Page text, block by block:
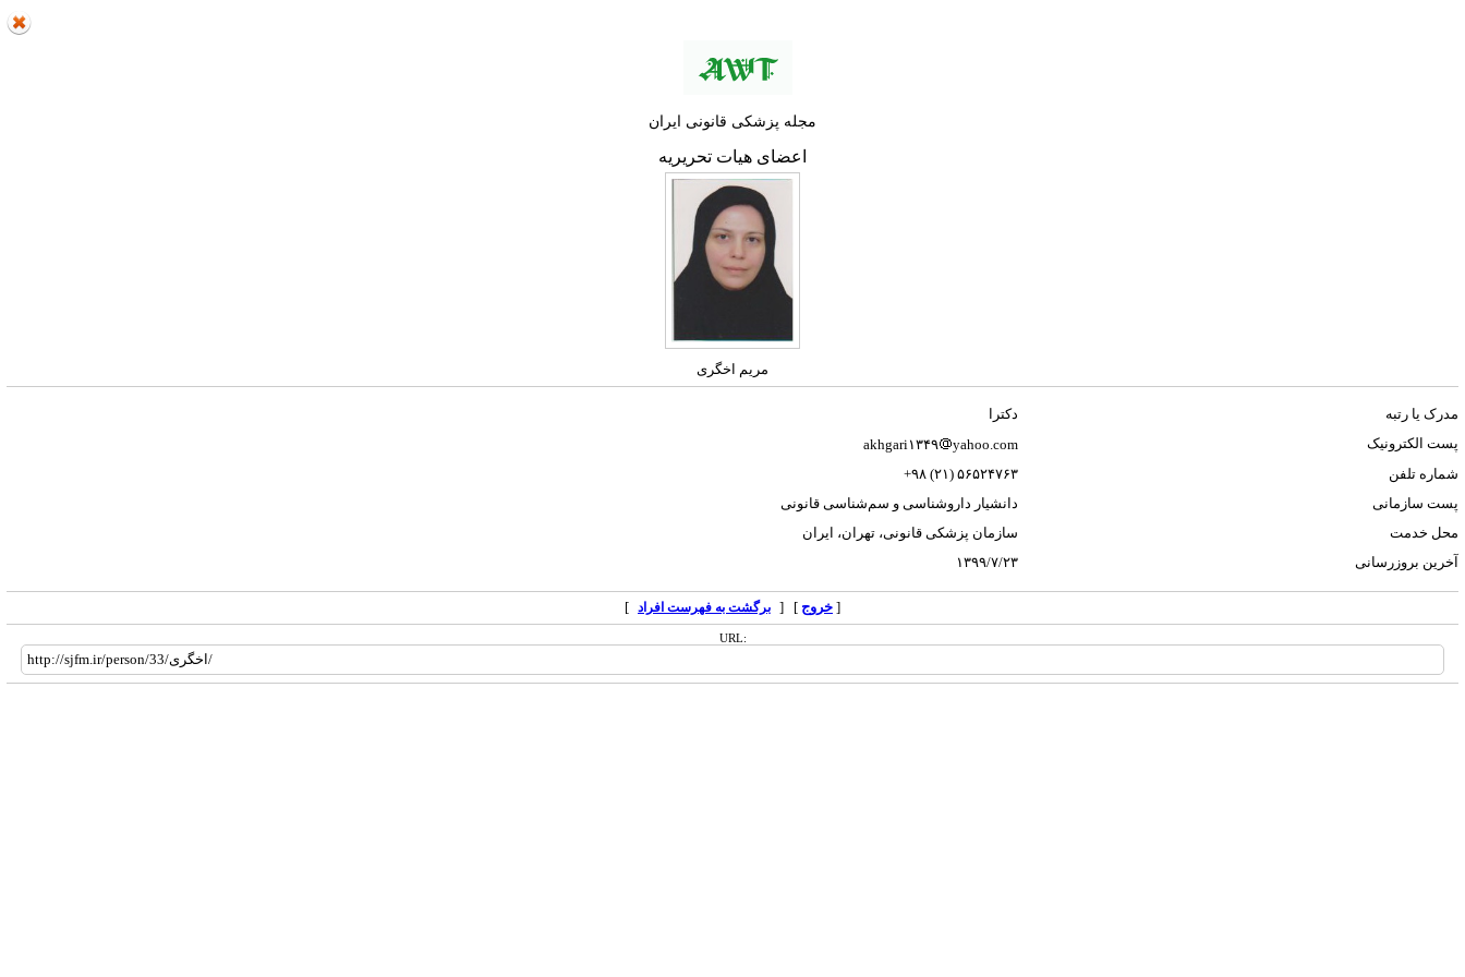
مجله پزشکی قانونی ایران
اعضای هيات تحريريه
مریم اخگری
مدرک یا رتبه
دکترا
پست الکترونیک
akhgari۱۳۴۹
yahoo.com
شماره تلفن
+۹۸ (۲۱) ۵۶۵۲۴۷۶۳
پست سازمانی
دانشیار داروشناسی و سم‌شناسی قانونی
محل خدمت
سازمان پزشکی قانونی، تهران، ایران
آخرین بروزرسانی
۱۳۹۹/۷/۲۳
[ خروج ] [ برگشت به فهرست افراد ]
URL: